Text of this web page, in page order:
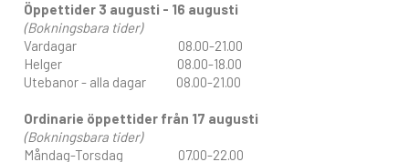
Öppettider 3 augusti - 16 augusti
(Bokningsbara tider)
Vardagar 08.00-21.00
Helger 08.00-18.00
Utebanor - alla dagar 08.00-21.00
Ordinarie öppettider från 17 augusti
(Bokningsbara tider)
Måndag-Torsdag 07.00-22.00